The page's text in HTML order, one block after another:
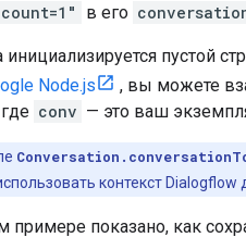
в его
инициализируется пустой
Node.js
, вы можете
conv — это ваш
контекст
примере показано, как